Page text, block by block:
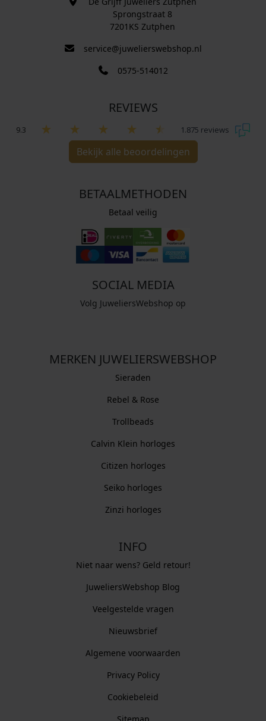
Sprongstraat 8
7201KS Zutphen
service@juwelierswebshop.nl
0575-514012
REVIEWS
9.3 1.875 reviews
Bekijk alle beoordelingen
BETAALMETHODEN
Betaal veilig
SOCIAL MEDIA
Volg JuweliersWebshop op
MERKEN JUWELIERSWEBSHOP
Sieraden
Rebel & Rose
Trollbeads
Calvin Klein horloges
Citizen horloges
Seiko horloges
Zinzi horloges
INFO
Niet naar wens? Geld retour!
JuweliersWebshop Blog
Veelgestelde vragen
Nieuwsbrief
Algemene voorwaarden
Privacy Policy
Cookiebeleid